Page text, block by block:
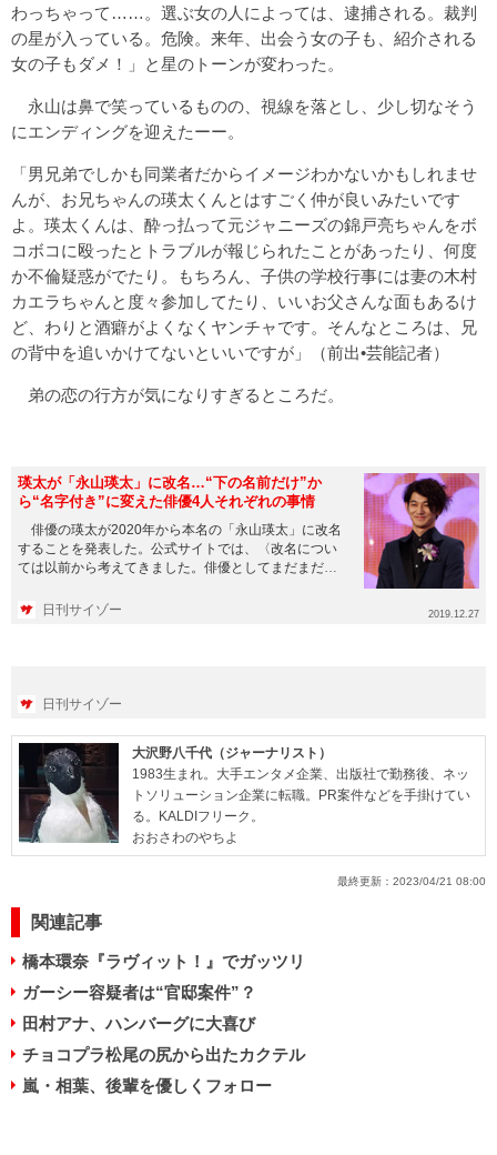
わっちゃって……。選ぶ女の人によっては、逮捕される。裁判
の星が入っている。危険。来年、出会う女の子も、紹介される
女の子もダメ！」と星のトーンが変わった。
永山は鼻で笑っているものの、視線を落とし、少し切なそう
にエンディングを迎えたーー。
「男兄弟でしかも同業者だからイメージわかないかもしれませ
んが、お兄ちゃんの瑛太くんとはすごく仲が良いみたいです
よ。瑛太くんは、酔っ払って元ジャニーズの錦戸亮ちゃんをボ
コボコに殴ったとトラブルが報じられたことがあったり、何度
か不倫疑惑がでたり。もちろん、子供の学校行事には妻の木村
カエラちゃんと度々参加してたり、いいお父さんな面もあるけ
ど、わりと酒癖がよくなくヤンチャです。そんなところは、兄
の背中を追いかけてないといいですが」（前出•芸能記者）
弟の恋の行方が気になりすぎるところだ。
瑛太が「永山瑛太」に改名…“下の名前だけ”か
ら“名字付き”に変えた俳優4人それぞれの事情
俳優の瑛太が2020年から本名の「永山瑛太」に改名
することを発表した。公式サイトでは、〈改名につい
ては以前から考えてきました。俳優としてまだまだ未
日刊サイゾー 2019.12.27
日刊サイゾー
大沢野八千代（ジャーナリスト）
1983生まれ。大手エンタメ企業、出版社で勤務後、ネッ
トソリューション企業に転職。PR案件などを手掛けてい
る。KALDIフリーク。
おおさわのやちよ
最終更新： 2023/04/21 08:00
関連記事
橋本環奈『ラヴィット！』でガッツリ
ガーシー容疑者は“官邸案件”？
田村アナ、ハンバーグに大喜び
チョコプラ松尾の尻から出たカクテル
嵐・相葉、後輩を優しくフォロー